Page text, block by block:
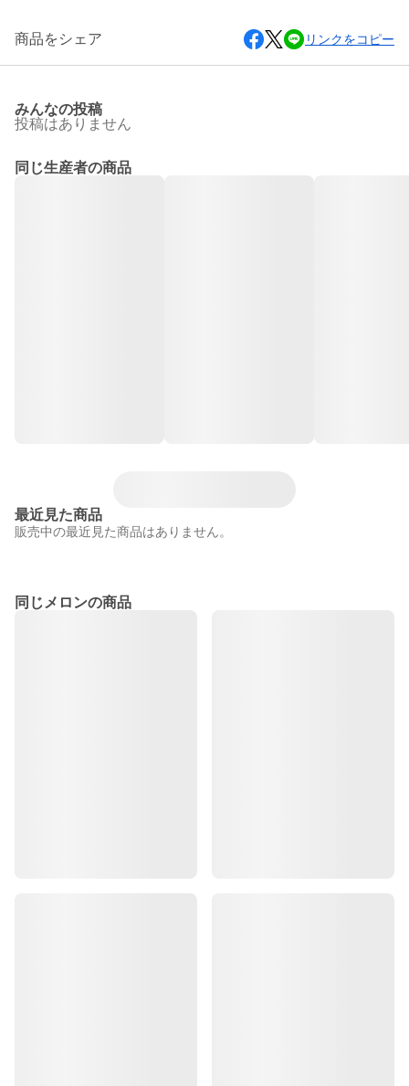
商品をシェア リンクをコピー
みんなの投稿
投稿はありません
同じ生産者の商品
最近見た商品
販売中の最近見た商品はありません。
同じメロンの商品